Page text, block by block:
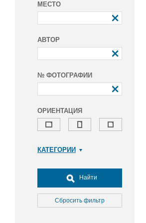
МЕСТО
АВТОР
№ ФОТОГРАФИИ
ОРИЕНТАЦИЯ
КАТЕГОРИИ
Досуг, туризм и отдых
Культура
Медицина
Найти
Сбросить фильтр